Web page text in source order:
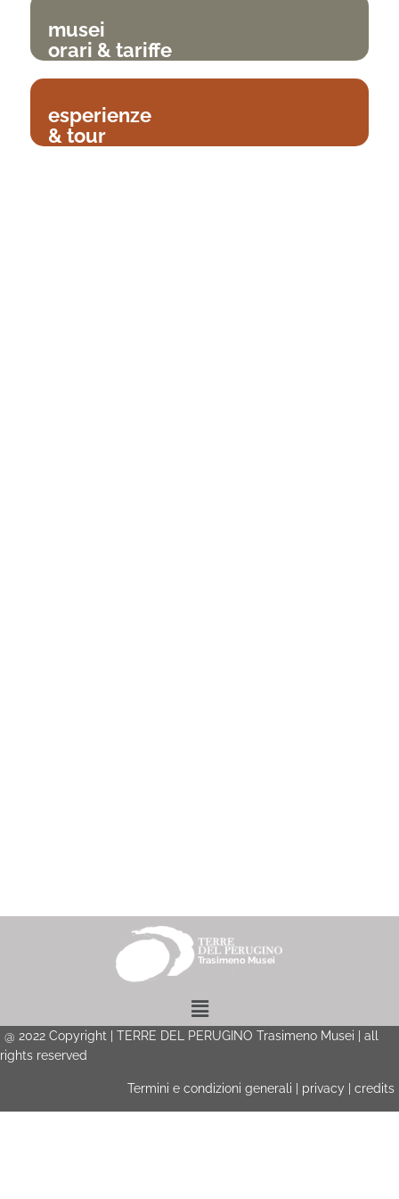
musei
orari & tariffe
esperienze
& tour
Menu
@ 2022 Copyright | TERRE DEL PERUGINO Trasimeno Musei | all
rights reserved
Termini e condizioni generali privacy credits